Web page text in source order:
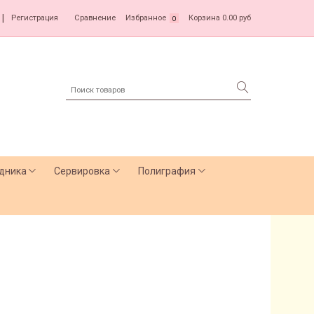
Регистрация Сравнение Избранное 0 Корзина 0.00 руб
Сервировка Полиграфия